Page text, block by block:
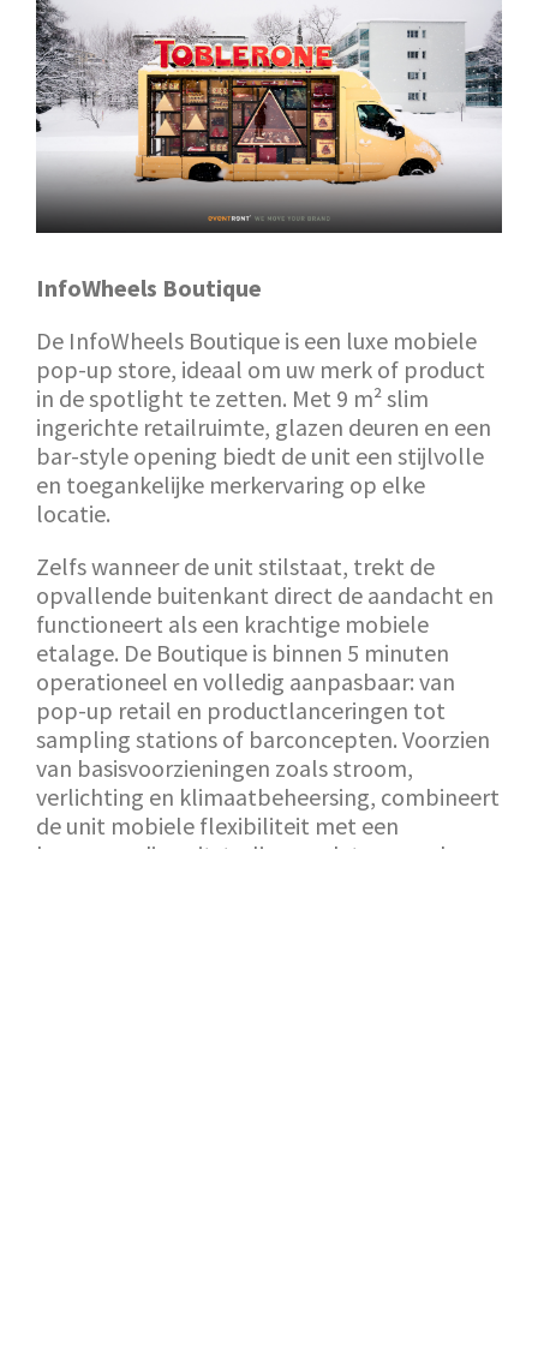
InfoWheels Boutique
De InfoWheels Boutique is een luxe mobiele
pop-up store, ideaal om uw merk of product
in de spotlight te zetten. Met 9 m² slim
ingerichte retailruimte, glazen deuren en een
bar-style opening biedt de unit een stijlvolle
en toegankelijke merkervaring op elke
locatie.
Zelfs wanneer de unit stilstaat, trekt de
opvallende buitenkant direct de aandacht en
functioneert als een krachtige mobiele
etalage. De Boutique is binnen 5 minuten
operationeel en volledig aanpasbaar: van
pop-up retail en productlanceringen tot
sampling stations of barconcepten. Voorzien
van basisvoorzieningen zoals stroom,
verlichting en klimaatbeheersing, combineert
de unit mobiele flexibiliteit met een
hoogwaardige uitstraling, zodat uw merk